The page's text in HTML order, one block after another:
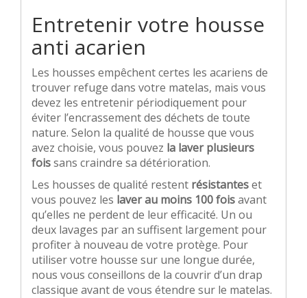
Entretenir votre housse
anti acarien
Les housses empêchent certes les acariens de
trouver refuge dans votre matelas, mais vous
devez les entretenir périodiquement pour
éviter l’encrassement des déchets de toute
nature. Selon la qualité de housse que vous
avez choisie, vous pouvez la laver plusieurs
foissans craindre sa détérioration.
Les housses de qualité restent résistanteset
vous pouvez les laver au moins 100 foisavant
qu’elles ne perdent de leur efficacité. Un ou
deux lavages par an suffisent largement pour
profiter à nouveau de votre protège. Pour
utiliser votre housse sur une longue durée,
nous vous conseillons de la couvrir d’un drap
classique avant de vous étendre sur le matelas.